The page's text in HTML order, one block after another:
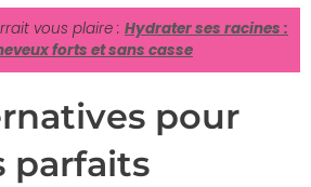
vous plaire : Hydrater ses racines :
forts et sans casse
pour
parfaits